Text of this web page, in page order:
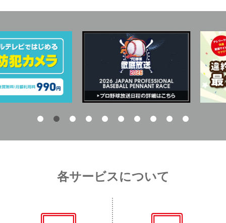
各サービスについて